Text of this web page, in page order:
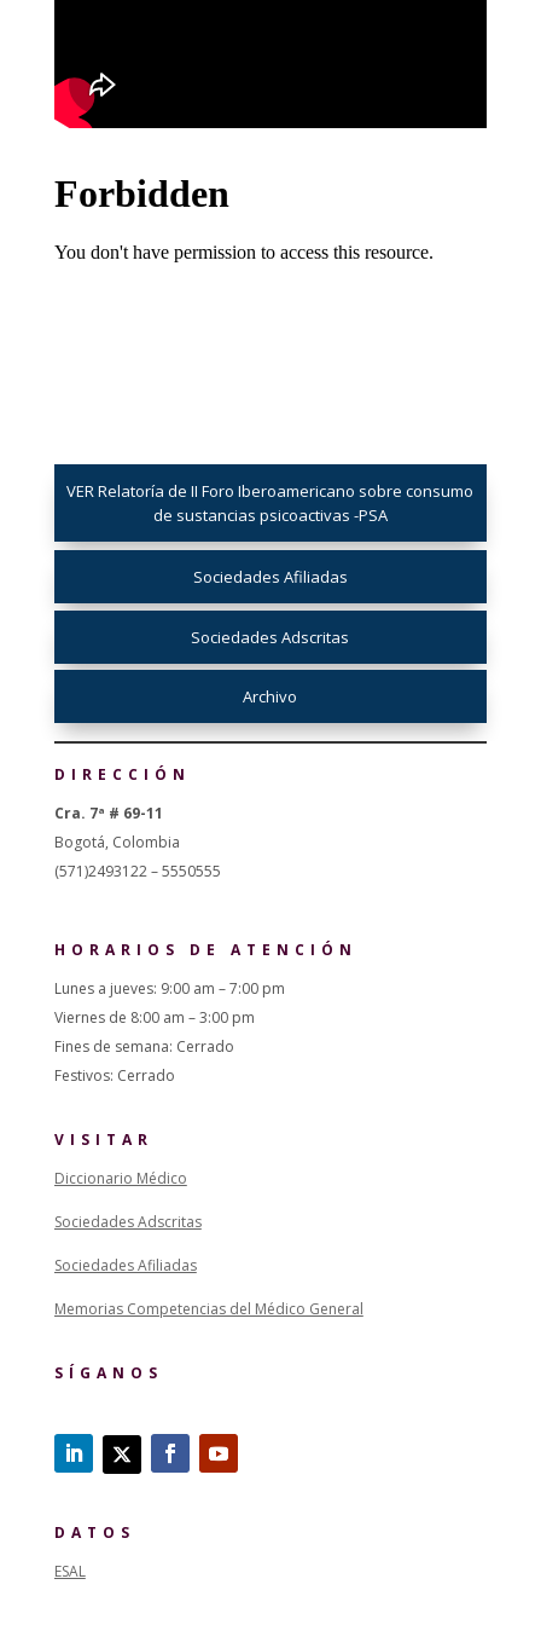
VER Relatoría de II Foro Iberoamericano sobre consumo
de sustancias psicoactivas -PSA
Sociedades Afiliadas
Sociedades Adscritas
Archivo
DIRECCIÓN
Cra. 7ª # 69-11
Bogotá, Colombia
(571)2493122 – 5550555
HORARIOS DE ATENCIÓN
Lunes a jueves: 9:00 am – 7:00 pm
Viernes de 8:00 am – 3:00 pm
Fines de semana: Cerrado
Festivos: Cerrado
VISITAR
Diccionario Médico
Sociedades Adscritas
Sociedades Afiliadas
Memorias Competencias del Médico General
SÍGANOS
DATOS
ESAL